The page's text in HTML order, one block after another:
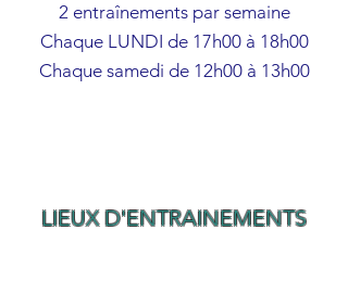
2 entraînements par semaine
Chaque LUNDI de 17h00 à 18h00
Chaque samedi de 12h00 à 13h00
LIEUX D'ENTRAINEMENTS